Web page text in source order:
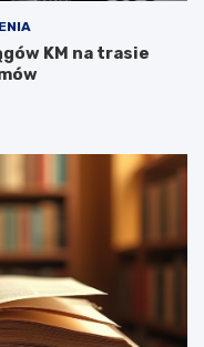
KM na trasie